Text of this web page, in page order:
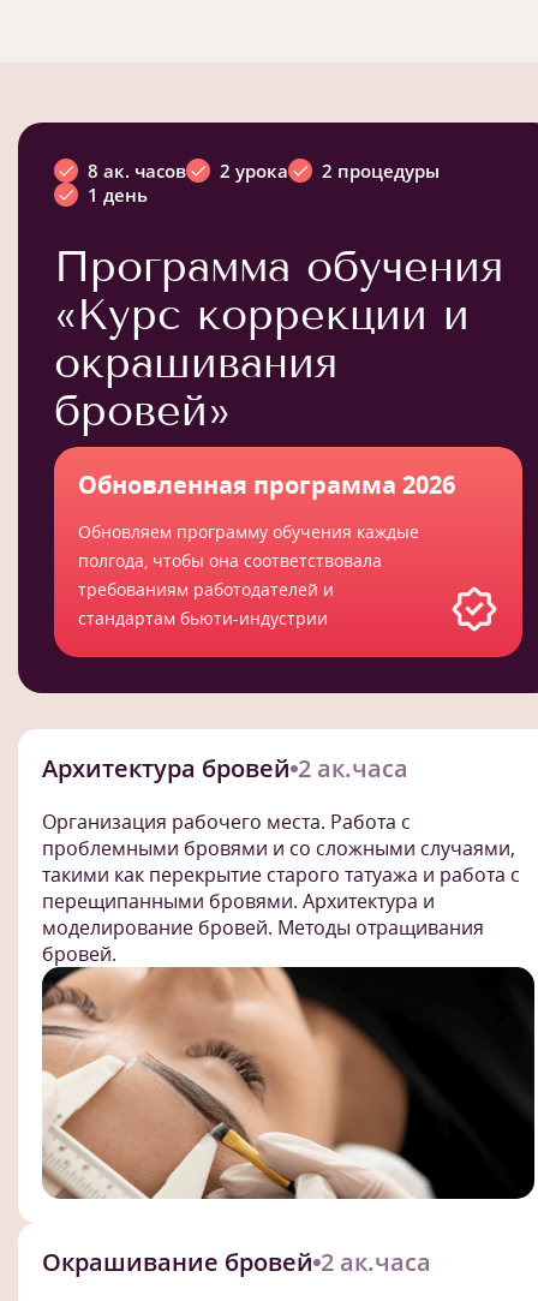
8 ак. часов 2 урока
2 процедуры
1 день
Программа обучения
«Курс коррекции и
окрашивания
бровей»
Обновленная программа 2026
Обновляем программу обучения каждые
полгода, чтобы она соответствовала
требованиям работодателей и
стандартам бьюти-индустрии
Архитектура бровей 2 ак.часа
Организация рабочего места. Работа с
проблемными бровями и со сложными случаями,
такими как перекрытие старого татуажа и работа с
перещипанными бровями. Архитектура и
моделирование бровей. Методы отращивания
бровей.
Окрашивание бровей 2 ак.часа